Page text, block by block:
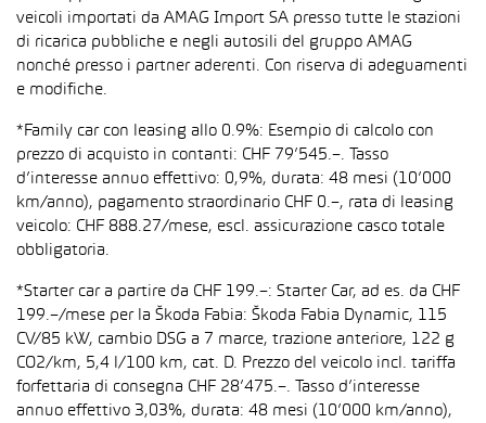
veicoli importati da AMAG Import SA presso tutte le stazioni
di ricarica pubbliche e negli autosili del gruppo AMAG
nonché presso i partner aderenti. Con riserva di adeguamenti
e modifiche.
*Family car con leasing allo 0.9%: Esempio di calcolo con
prezzo di acquisto in contanti: CHF 79’545.–. Tasso
d’interesse annuo effettivo: 0,9%, durata: 48 mesi (10’000
km/anno), pagamento straordinario CHF 0.–, rata di leasing
veicolo: CHF 888.27/mese, escl. assicurazione casco totale
obbligatoria.
*Starter car a partire da CHF 199.–: Starter Car, ad es. da CHF
199.–/mese per la Škoda Fabia: Škoda Fabia Dynamic, 115
CV/85 kW, cambio DSG a 7 marce, trazione anteriore, 122 g
CO2/km, 5,4 l/100 km, cat. D. Prezzo del veicolo incl. tariffa
forfettaria di consegna CHF 28’475.–. Tasso d’interesse
annuo effettivo 3,03%, durata: 48 mesi (10’000 km/anno),